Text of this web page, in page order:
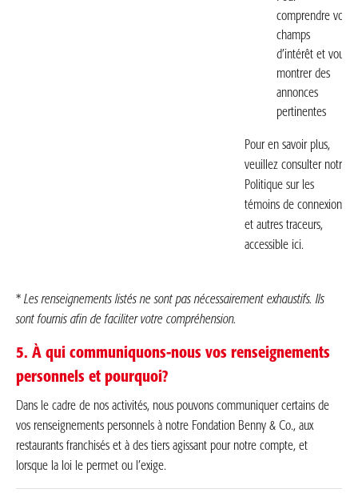
comprendre vos
champs
d’intérêt et vous
montrer des
annonces
pertinentes
Pour en savoir plus,
veuillez consulter notre
Politique sur les
témoins de connexion
et autres traceurs,
accessible ici.
* Les renseignements listés ne sont pas nécessairement exhaustifs. Ils
sont fournis afin de faciliter votre compréhension.
5. À qui communiquons-nous vos renseignements
personnels et pourquoi?
Dans le cadre de nos activités, nous pouvons communiquer certains de
vos renseignements personnels à notre Fondation Benny & Co., aux
restaurants franchisés et à des tiers agissant pour notre compte, et
lorsque la loi le permet ou l’exige.